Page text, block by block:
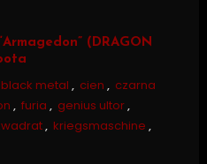
(DRAGON
black metal , cien , czarna
, furia , genius ultor,
, kriegsmaschine ,